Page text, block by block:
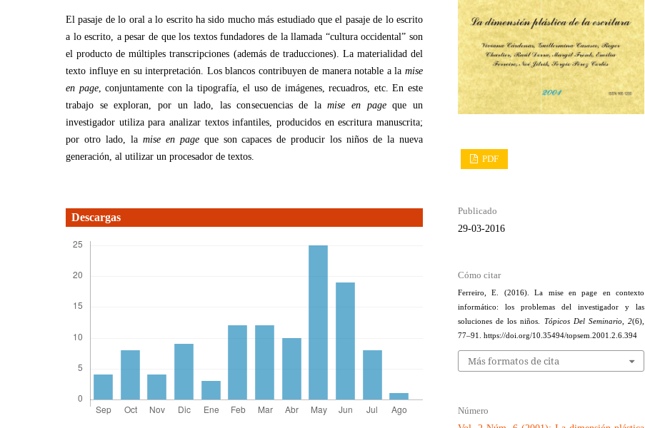
El pasaje de lo oral a lo escrito ha sido mucho más estudiado que el pasaje de lo escrito
a lo escrito, a pesar de que los textos fundadores de la llamada “cultura occidental” son
el producto de múltiples transcripciones (además de traducciones). La materialidad del
texto influye en su interpretación. Los blancos contribuyen de manera notable a la mise
en page, conjuntamente con la tipografía, el uso de imágenes, recuadros, etc. En este
trabajo se exploran, por un lado, las consecuencias de lamise en pageque un
investigador utiliza para analizar textos infantiles, producidos en escritura manuscrita;
por otro lado, la mise en pageque son capaces de producir los niños de la nueva
generación, al utilizar un procesador de textos.
Descargas
PDF
Publicado
29-03-2016
Cómo citar
Ferreiro, E. (2016). La mise en page en contexto
informático: los problemas del investigador y las
soluciones de los niños. Tópicos Del Seminario, 2(6),
77–91. https://doi.org/10.35494/topsem.2001.2.6.394
Más formatos de cita
Número